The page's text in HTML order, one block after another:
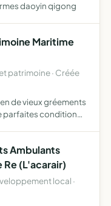
daoyin qigong
Maritime
patrimoine · Créée
de vieux gréements
parfaites conditions
Ambulants
Re (L'acarair)
local ·